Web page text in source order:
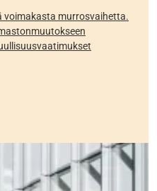
voimakasta murrosvaihetta.